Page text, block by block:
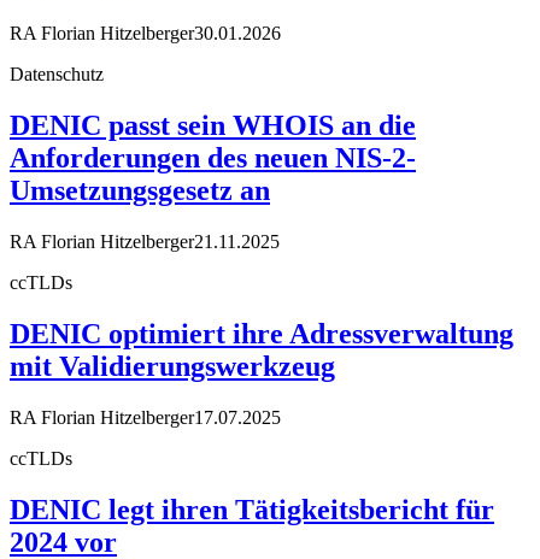
RA Florian Hitzelberger30.01.2026
Datenschutz
DENIC passt sein WHOIS an die
Anforderungen des neuen NIS-2-
Umsetzungsgesetz an
RA Florian Hitzelberger21.11.2025
ccTLDs
DENIC optimiert ihre Adressverwaltung
mit Validierungswerkzeug
RA Florian Hitzelberger17.07.2025
ccTLDs
DENIC legt ihren Tätigkeitsbericht für
2024 vor